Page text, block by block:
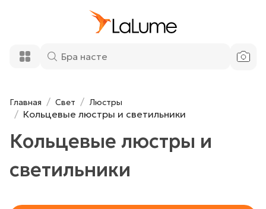
Главная Свет Люстры
Кольцевые люстры и светильники
Кольцевые люстры и
светильники